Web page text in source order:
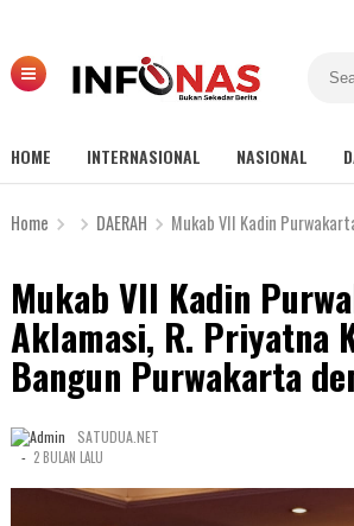
HOME INTERNASIONAL NASIONAL
Home DAERAH Mukab VII Kadin Purwakarta Resmi
Mukab VII Kadin
Aklamasi, R. Priyatna
Bangun Purwakarta
SATUDUA.NET
- 2 BULAN LALU